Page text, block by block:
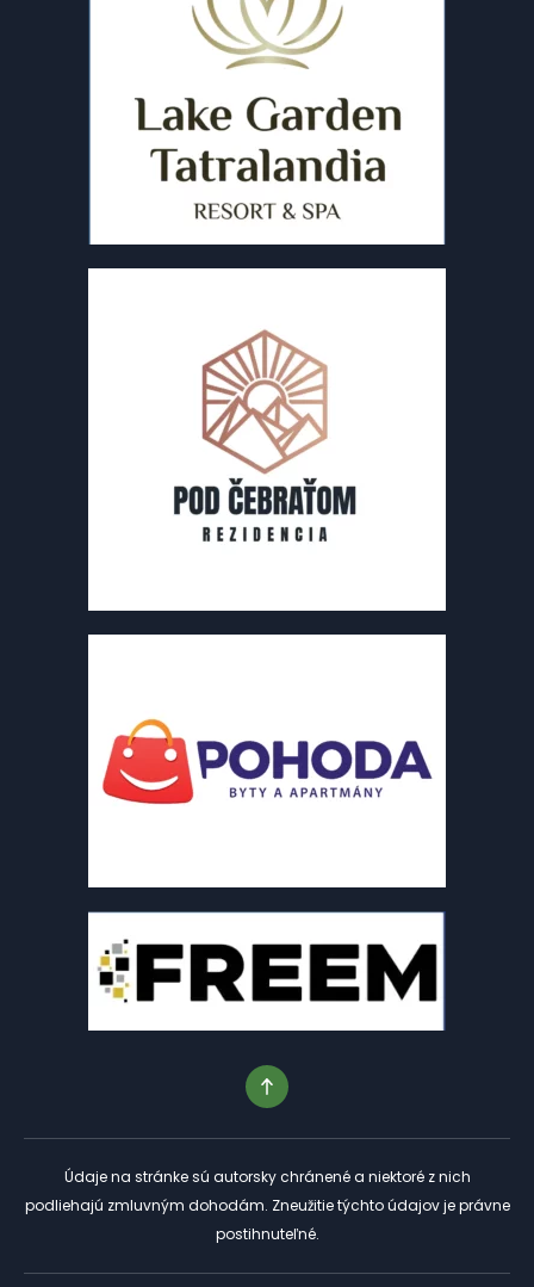
Údaje na stránke sú autorsky chránené a niektoré z nich
podliehajú zmluvným dohodám. Zneužitie týchto údajov je právne
postihnuteľné.